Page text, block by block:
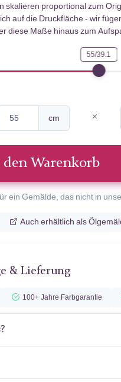
skalieren proportional zum
auf die Druckfläche - wir
diese Maße hinaus zum
55/39.1
cm
den Warenkorb
ein Gemälde, das nicht in
Auch erhältlich als
& Lieferung
100+ Jahre Farbgarantie